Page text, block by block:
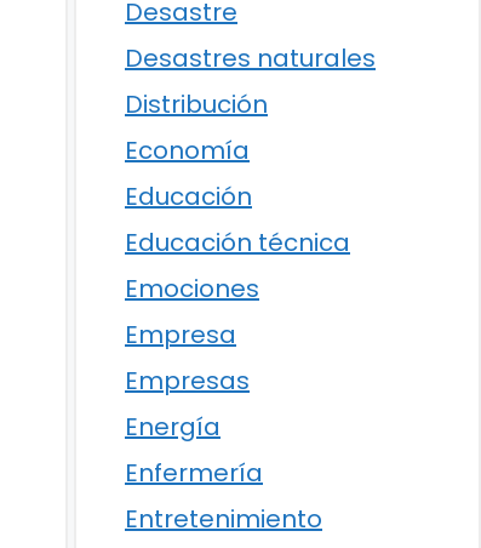
Desastre
Desastres naturales
Distribución
Economía
Educación
Educación técnica
Emociones
Empresa
Empresas
Energía
Enfermería
Entretenimiento